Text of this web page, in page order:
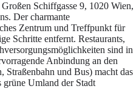
Schiffgasse 9, 1020 Wien,
Der charmante
Zentrum und Treffpunkt für
Schritte entfernt. Restaurants,
sind in
Anbindung an den
und Bus) macht das
grüne Umland der Stadt